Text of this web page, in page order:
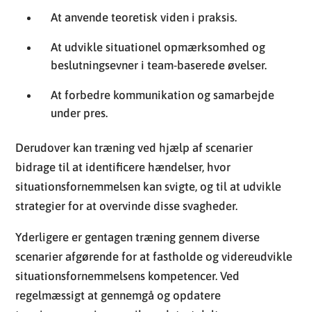
At anvende teoretisk viden i praksis.
At udvikle situationel opmærksomhed og
beslutningsevner i team-baserede øvelser.
At forbedre kommunikation og samarbejde
under pres.
Derudover kan træning ved hjælp af scenarier
bidrage til at identificere hændelser, hvor
situationsfornemmelsen kan svigte, og til at udvikle
strategier for at overvinde disse svagheder.
Yderligere er gentagen træning gennem diverse
scenarier afgørende for at fastholde og videreudvikle
situationsfornemmelsens kompetencer. Ved
regelmæssigt at gennemgå og opdatere